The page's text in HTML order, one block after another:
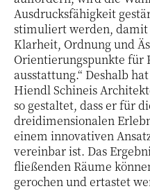
Ausdrucksfähigkeit
stimuliert werden,
Klarheit, Ordnung und
Orientierungspunkte für
ausstattung.“ Deshalb
Hiendl Schineis
so gestaltet, dass er für
dreidimensionalen
einem innovativen
vereinbar ist. Das
fließenden Räume
gerochen und ertastet